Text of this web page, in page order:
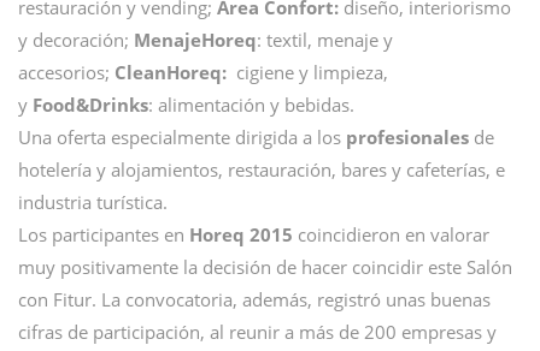
restauración y vending; Área Confort: diseño, interiorismo
y decoración; MenajeHoreq: textil, menaje y
accesorios; CleanHoreq: cigiene y limpieza,
y Food&Drinks: alimentación y bebidas.
Una oferta especialmente dirigida a los profesionales de
hotelería y alojamientos, restauración, bares y cafeterías, e
industria turística.
Los participantes en Horeq 2015 coincidieron en valorar
muy positivamente la decisión de hacer coincidir este Salón
con Fitur. La convocatoria, además, registró unas buenas
cifras de participación, al reunir a más de 200 empresas y